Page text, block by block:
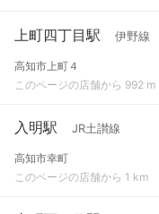
上町四丁目駅 伊野線
高知市上町４
このページの店舗から 992 m
入明駅 JR土讃線
高知市幸町
このページの店舗から 1 km